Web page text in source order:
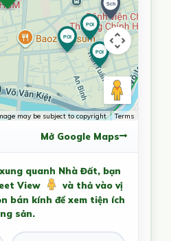
may be subject to copyright Terms
Mở Google Maps
quanh Nhà Đất, bạn
View
và thả vào vị
bán kính để xem tiện ích
sản.